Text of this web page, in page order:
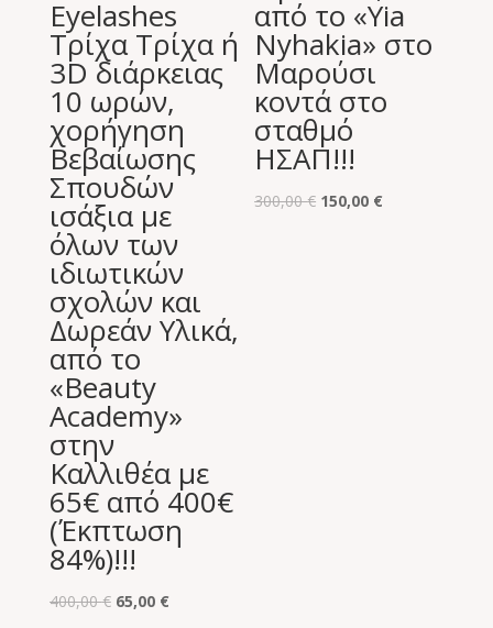
Eyelashes
Τρίχα Τρίχα ή
3D διάρκειας
10 ωρών,
χορήγηση
Βεβαίωσης
Σπουδών
ισάξια με
όλων των
ιδιωτικών
σχολών και
Δωρεάν Υλικά,
από το
«Beauty
Academy»
στην
Καλλιθέα με
65€ από 400€
(Έκπτωση
84%)!!!
400,00€ Original
65,00 €Η
από το «Υia
Nyhakia» στο
Μαρούσι
κοντά στο
σταθμό
ΗΣΑΠ!!!
300,00€ Original
150,00 €